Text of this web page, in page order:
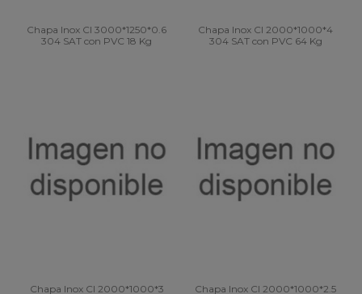
Chapa Inox CI 3000*1250*0.6
304 SAT con PVC 18 Kg
Chapa Inox CI 2000*1000*4
304 SAT con PVC 64 Kg
Chapa Inox CI 2000*1000*3
Chapa Inox CI 2000*1000*2.5